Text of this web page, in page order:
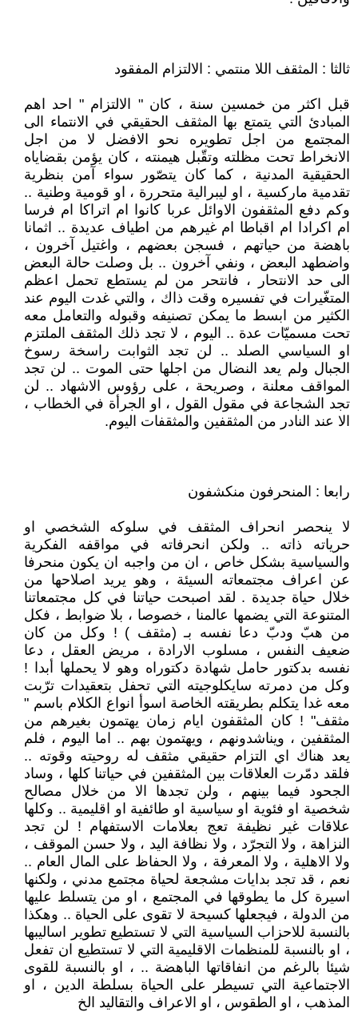
ثالثا : المثقف اللا منتمي : الالتزام المفقود
قبل اكثر من خمسين سنة ، كان " الالتزام " احد اهم
المبادئ التي يتمتع بها المثقف الحقيقي في الانتماء الى
المجتمع من اجل تطويره نحو الافضل لا من اجل
الانخراط تحت مظلته وتقّبل هيمنته ، كان يؤمن بقضاياه
الحقيقية المدنية ، كما كان يتصّور سواء آمن بنظرية
تقدمية ماركسية ، او ليبرالية متحررة ، او قومية وطنية ..
وكم دفع المثقفون الاوائل عربا كانوا ام اتراكا ام فرسا
ام اكرادا ام اقباطا ام غيرهم من اطياف عديدة .. اثمانا
باهضة من حياتهم ، فسجن بعضهم ، واغتيل آخرون ،
واضطهد البعض ، ونفي آخرون .. بل وصلت حالة البعض
الى حد الانتحار ، فانتحر من لم يستطع تحمل اعظم
المتغّيرات في تفسيره وقت ذاك ، والتي غدت اليوم عند
الكثير من ابسط ما يمكن تصنيفه وقبوله والتعامل معه
تحت مسميّات عدة .. اليوم ، لا تجد ذلك المثقف الملتزم
او السياسي الصلد .. لن تجد الثوابت راسخة رسوخ
الجبال ولم يعد النضال من اجلها حتى الموت .. لن تجد
المواقف معلنة ، وصريحة ، على رؤوس الاشهاد .. لن
تجد الشجاعة في مقول القول ، او الجرأة في الخطاب ،
الا عند النادر من المثقفين والمثقفات اليوم.
رابعا : المنحرفون منكشفون
لا ينحصر انحراف المثقف في سلوكه الشخصي او
حرياته ذاته .. ولكن انحرفاته في مواقفه الفكرية
والسياسية بشكل خاص ، ان من واجبه ان يكون منحرفا
عن اعراف مجتمعاته السيئة ، وهو يريد اصلاحها من
خلال حياة جديدة . لقد اصبحت حياتنا في كل مجتمعاتنا
المتنوعة التي يضمها عالمنا ، خصوصا ، بلا ضوابط ، فكل
من هبّ ودبّ دعا نفسه بـ (مثقف ) ! وكل من كان
ضعيف النفس ، مسلوب الارادة ، مريض العقل ، دعا
نفسه بدكتور حامل شهادة دكتوراه وهو لا يحملها أبدا !
وكل من دمرته سايكلوجيته التي تحفل بتعقيدات ترّبت
معه غدا يتكلم بطريقته الخاصة اسوأ انواع الكلام باسم "
مثقف" ! كان المثقفون ايام زمان يهتمون بغيرهم من
المثقفين ، ويناشدونهم ، ويهتمون بهم .. اما اليوم ، فلم
يعد هناك اي التزام حقيقي مثقف له روحيته وقوته ..
فلقد دمّرت العلاقات بين المثقفين في حياتنا كلها ، وساد
الجحود فيما بينهم ، ولن تجدها الا من خلال مصالح
شخصية او فئوية او سياسية او طائفية او اقليمية .. وكلها
علاقات غير نظيفة تعج بعلامات الاستفهام ! لن تجد
النزاهة ، ولا التجرّد ، ولا نظافة اليد ، ولا حسن الموقف ،
ولا الاهلية ، ولا المعرفة ، ولا الحفاظ على المال العام ..
نعم ، قد تجد بدايات مشجعة لحياة مجتمع مدني ، ولكنها
اسيرة كل ما يطوقها في المجتمع ، او من يتسلط عليها
من الدولة ، فيجعلها كسيحة لا تقوى على الحياة .. وهكذا
بالنسبة للاحزاب السياسية التي لا تستطيع تطوير اساليبها
، او بالنسبة للمنظمات الاقليمية التي لا تستطيع ان تفعل
شيئا بالرغم من انفاقاتها الباهضة .. ، او بالنسبة للقوى
الاجتماعية التي تسيطر على الحياة بسلطة الدين ، او
المذهب ، او الطقوس ، او الاعراف والتقاليد الخ